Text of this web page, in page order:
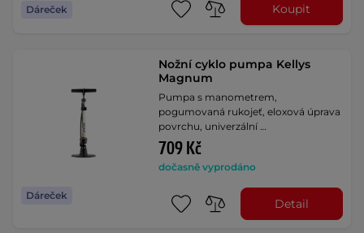
Dáreček Koupit
Dáreček
Nožní cyklo pumpa Kellys
Magnum
Pumpa s manometrem,
pogumovaná rukojeť, eloxová úprava
povrchu, univerzální …
709 Kč
dočasně vyprodáno
Detail